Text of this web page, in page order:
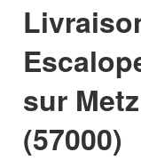
sur
(57000)